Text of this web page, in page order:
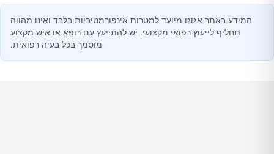
המידע באתר אגוגו מיועד למטרות אינפורמטיביות בלבד ואינו מהווה
תחליף לייעוץ רפואי מקצועי. יש להתייעץ עם רופא או איש מקצוע
מוסמך בכל בעיה רפואית.